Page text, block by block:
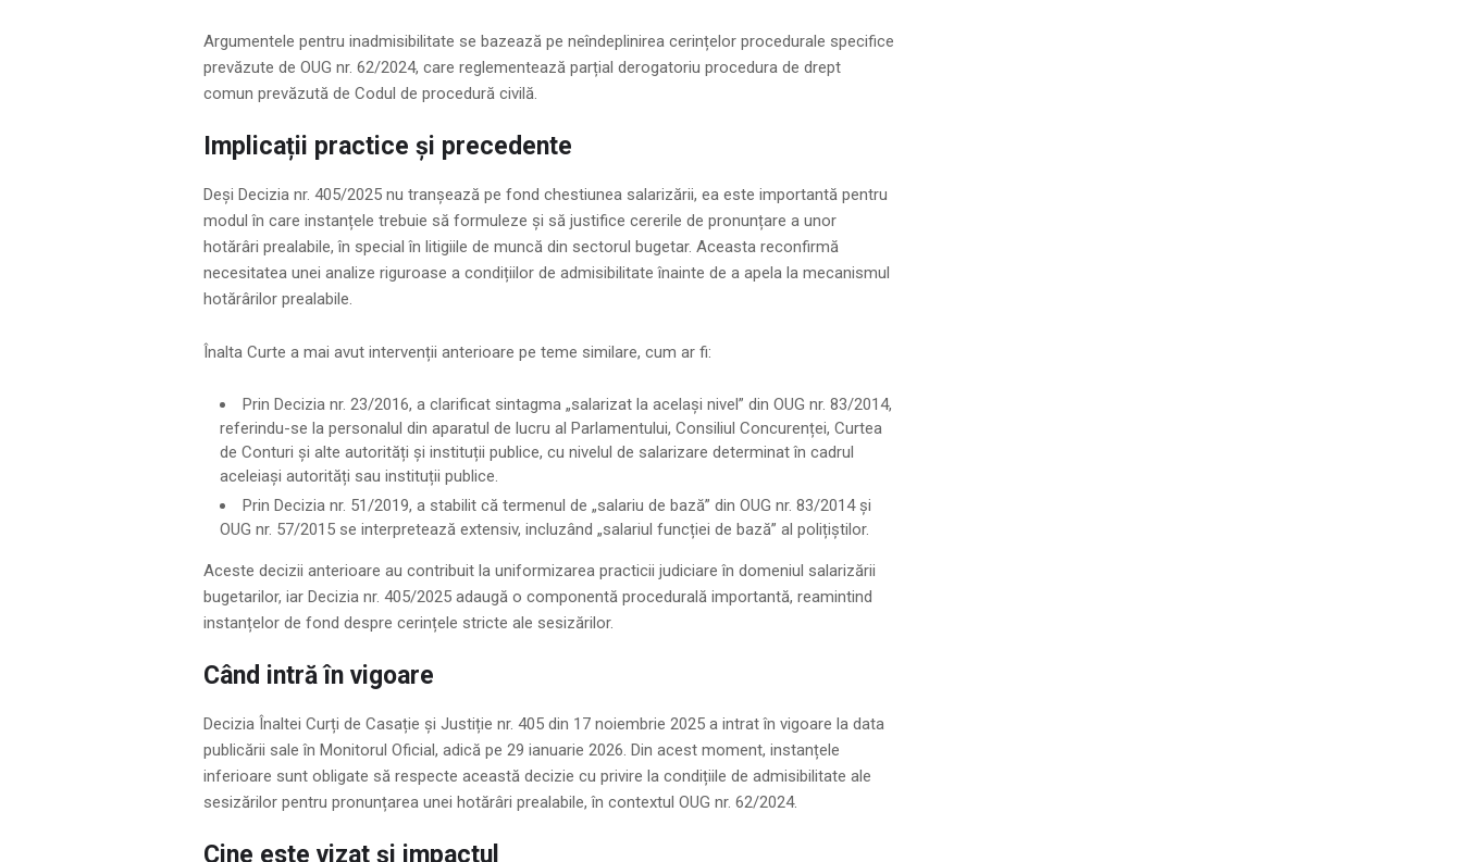
Argumentele pentru inadmisibilitate se bazează pe neîndeplinirea cerințelor procedurale specifice
prevăzute de OUG nr. 62/2024, care reglementează parțial derogatoriu procedura de drept
comun prevăzută de Codul de procedură civilă.
Implicații practice și precedente
Deși Decizia nr. 405/2025 nu tranșează pe fond chestiunea salarizării, ea este importantă pentru
modul în care instanțele trebuie să formuleze și să justifice cererile de pronunțare a unor
hotărâri prealabile, în special în litigiile de muncă din sectorul bugetar. Aceasta reconfirmă
necesitatea unei analize riguroase a condițiilor de admisibilitate înainte de a apela la mecanismul
hotărârilor prealabile.
Înalta Curte a mai avut intervenții anterioare pe teme similare, cum ar fi:
Prin Decizia nr. 23/2016, a clarificat sintagma „salarizat la același nivel” din OUG nr. 83/2014,
referindu-se la personalul din aparatul de lucru al Parlamentului, Consiliul Concurenței, Curtea
de Conturi și alte autorități și instituții publice, cu nivelul de salarizare determinat în cadrul
aceleiași autorități sau instituții publice.
Prin Decizia nr. 51/2019, a stabilit că termenul de „salariu de bază” din OUG nr. 83/2014 și
OUG nr. 57/2015 se interpretează extensiv, incluzând „salariul funcției de bază” al polițiștilor.
Aceste decizii anterioare au contribuit la uniformizarea practicii judiciare în domeniul salarizării
bugetarilor, iar Decizia nr. 405/2025 adaugă o componentă procedurală importantă, reamintind
instanțelor de fond despre cerințele stricte ale sesizărilor.
Când intră în vigoare
Decizia Înaltei Curți de Casație și Justiție nr. 405 din 17 noiembrie 2025 a intrat în vigoare la data
publicării sale în Monitorul Oficial, adică pe 29 ianuarie 2026. Din acest moment, instanțele
inferioare sunt obligate să respecte această decizie cu privire la condițiile de admisibilitate ale
sesizărilor pentru pronunțarea unei hotărâri prealabile, în contextul OUG nr. 62/2024.
Cine este vizat și impactul